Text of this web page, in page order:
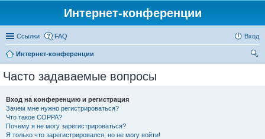
Интернет-конференции
Ссылки FAQ Вход
Интернет-конференции
Часто задаваемые вопросы
Вход на конференцию и регистрация
Зачем мне нужно регистрироваться?
Что такое COPPA?
Почему я не могу зарегистрироваться?
Я только что зарегистрировался, но не могу войти!